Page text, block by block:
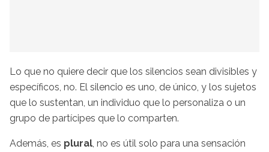
Lo que no quiere decir que los silencios sean divisibles y
específicos, no. El silencio es uno, de único, y los sujetos
que lo sustentan, un individuo que lo personaliza o un
grupo de partícipes que lo comparten.
Además, es plural, no es útil solo para una sensación